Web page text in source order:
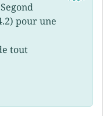
pour une
tout